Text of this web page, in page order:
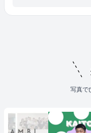
写真で